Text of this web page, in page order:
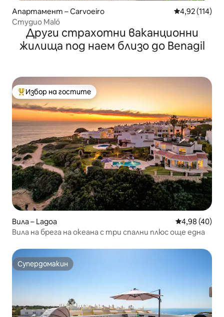
Апартамент – Carvoeiro Средна
4,92 (114)
Студио Maló
Други страхотни ваканционни
жилища под наем близо до Benagil
Най-популярен избор на гостите
Избор на гостите
Вила – Lagoa Средна
4,98 (40)
Вила на брега на океана с три спални плюс още една
Супердомакин
Супердомакин